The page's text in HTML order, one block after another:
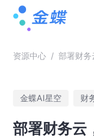
资源中心 / 部署财务
金蝶AI星空 财
部署财务云